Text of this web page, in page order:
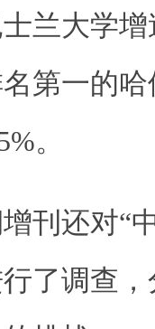
兰大学
第一的
。
刊还对“
了调查